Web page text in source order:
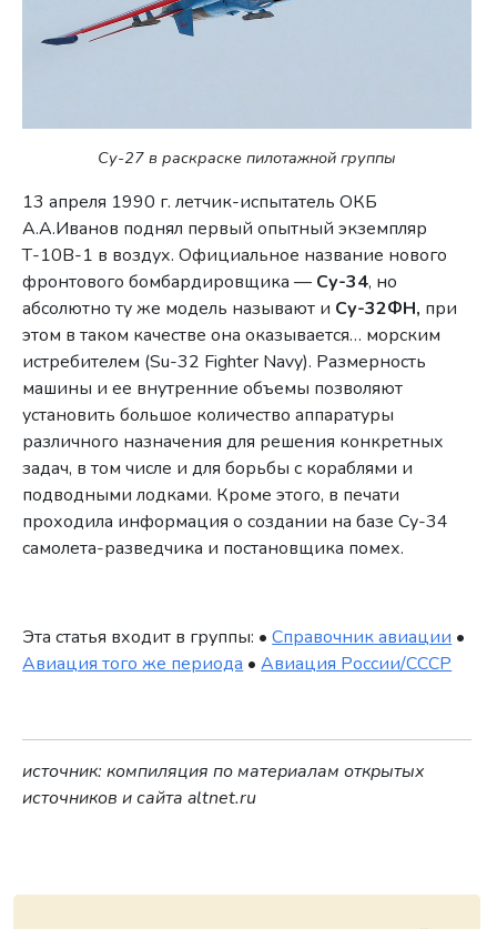
Су-27 в раскраске пилотажной группы
13 апреля 1990 г. летчик-испытатель ОКБ
А.А.Иванов поднял первый опытный экземпляр
Т-10В-1 в воздух. Официальное название нового
фронтового бомбардировщика — Су-34, но
абсолютно ту же модель называют и Су-32ФН, при
этом в таком качестве она оказывается… морским
истребителем (Su-32 Fighter Navy). Размерность
машины и ее внутренние объемы позволяют
установить большое количество аппаратуры
различного назначения для решения конкретных
задач, в том числе и для борьбы с кораблями и
подводными лодками. Кроме этого, в печати
проходила информация о создании на базе Су-34
самолета-разведчика и постановщика помех.
Эта статья входит в группы: •Справочник авиации •
Авиация того же периода •Авиация России/СССР
источник: компиляция по материалам открытых
источников и сайта altnet.ru